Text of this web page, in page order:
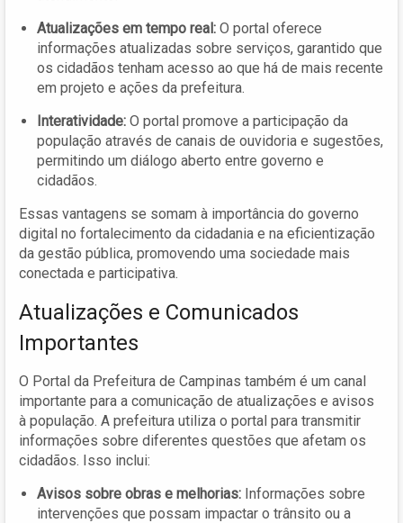
Atualizações em tempo real: O portal oferece
informações atualizadas sobre serviços, garantido que
os cidadãos tenham acesso ao que há de mais recente
em projeto e ações da prefeitura.
Interatividade: O portal promove a participação da
população através de canais de ouvidoria e sugestões,
permitindo um diálogo aberto entre governo e
cidadãos.
Essas vantagens se somam à importância do governo
digital no fortalecimento da cidadania e na eficientização
da gestão pública, promovendo uma sociedade mais
conectada e participativa.
Atualizações e Comunicados
Importantes
O Portal da Prefeitura de Campinas também é um canal
importante para a comunicação de atualizações e avisos
à população. A prefeitura utiliza o portal para transmitir
informações sobre diferentes questões que afetam os
cidadãos. Isso inclui:
Avisos sobre obras e melhorias: Informações sobre
intervenções que possam impactar o trânsito ou a